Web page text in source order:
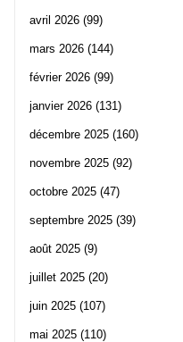
avril 2026 (99)
mars 2026 (144)
février 2026 (99)
janvier 2026 (131)
décembre 2025 (160)
novembre 2025 (92)
octobre 2025 (47)
septembre 2025 (39)
août 2025 (9)
juillet 2025 (20)
juin 2025 (107)
mai 2025 (110)